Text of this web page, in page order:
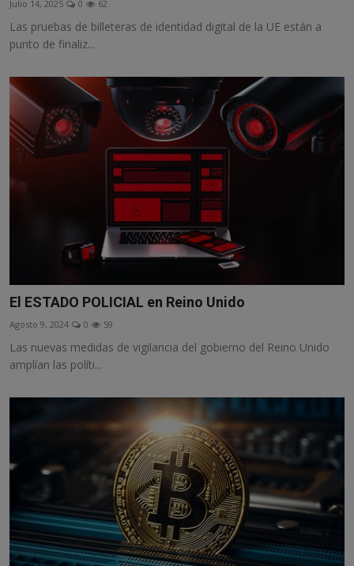
Misterios
Mascotas
Viajes
Informatica
Julio 14, 2025 0 62
Las pruebas de billeteras de identidad digital de la UE están a
punto de finaliz...
El ESTADO POLICIAL en Reino Unido
Agosto 9, 2024 0 59
Las nuevas medidas de vigilancia del gobierno del Reino Unido
amplían las políti...